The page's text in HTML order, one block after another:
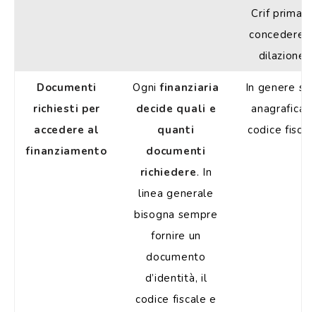
Crif prima di
concedere
dilazione.
Documenti
richiesti per
accedere al
finanziamento
Ognifinanziaria
decide quali e
quanti
documenti
richiedere. In
linea generale
bisogna sempre
fornire un
documento
d’identità, il
codice fiscale e
In genere
anagrafica e
codice